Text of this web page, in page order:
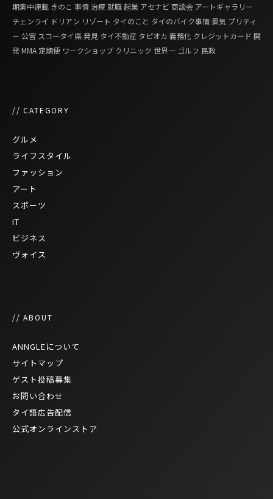
期集中連載 きのこ 事情治療就職起業 アセナビ商談会 アートギャラリー
チェンライ ドリアン リゾート タイのこと タイのバイク事情景気 プリティ
ー 公害 スコータイ県発見 タイ不動産 タピオカ 義務化 クレジットカード 開
発MMA 定期便 ワークショップ クリニック 世界一 ゴルフ 民政
// CATEGORY
グルメ
ライフスタイル
ファッション
アート
スポーツ
IT
ビジネス
ヴォイス
// ABOUT
ANNGLEについて
サイトマップ
ゲスト投稿募集
お問い合わせ
タイ語広告配信
公式オンラインストア